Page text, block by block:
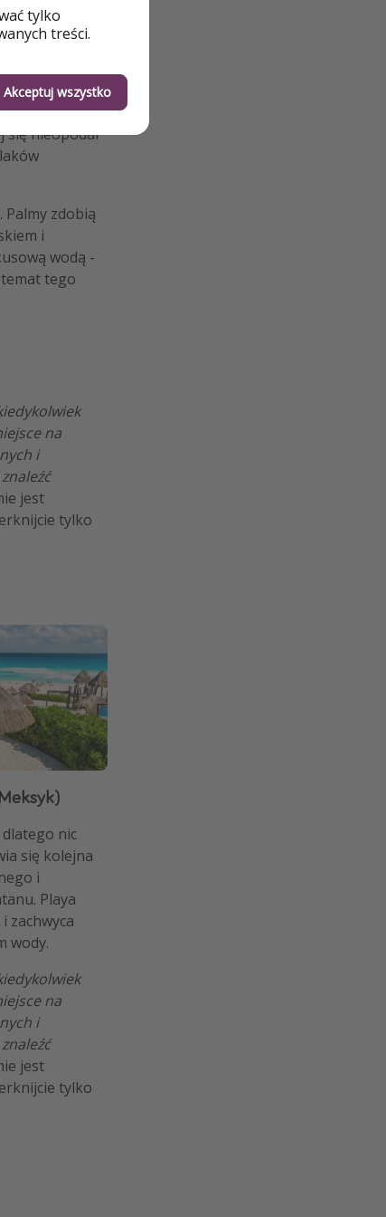
razem na
się nieopodal
Palmy zdobią
i
wodą -
tego
na
i
jest
tylko
dlatego nic
się kolejna
i
Playa
zachwyca
wody.
na
i
jest
tylko
tylko
treści.
Akceptuj wszystko